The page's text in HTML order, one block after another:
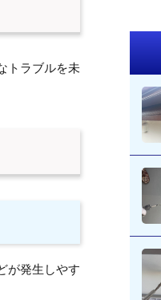
トラブルを未
が発生しやす